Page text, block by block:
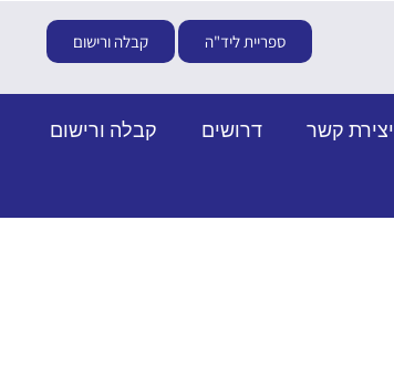
ספריית ליד"ה קבלה ורישום
יצירת קשר דרושים
קבלה ורישום